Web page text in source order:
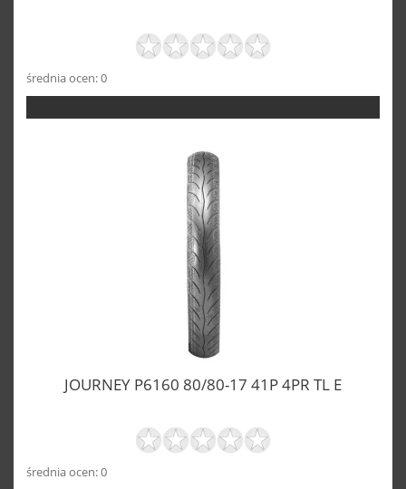
średnia ocen: 0
JOURNEY P6160 80/80-17 41P 4PR TL E
średnia ocen: 0